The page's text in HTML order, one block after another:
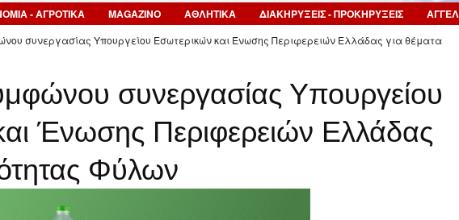
- ΑΓΡΟΤΙΚΑ MAGAZINO ΑΘΛΗΤΙΚΑ ΔΙΑΚΗΡΥΞΕΙΣ - ΠΡΟΚΗΡΥΞΕΙΣ
συνεργασίας Υπουργείου Εσωτερικών και Ένωσης Περιφερειών Ελλάδας για θέματα
συνεργασίας Υπουργείου
Ένωσης Περιφερειών Ελλάδας
Φύλων